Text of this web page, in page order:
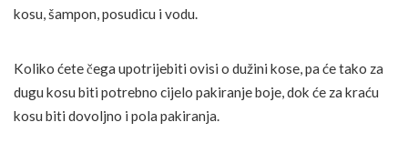
kosu, šampon, posudicu i vodu.
Koliko ćete čega upotrijebiti ovisi o dužini kose, pa će tako za
dugu kosu biti potrebno cijelo pakiranje boje, dok će za kraću
kosu biti dovoljno i pola pakiranja.